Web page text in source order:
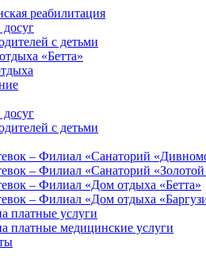
реабилитация
с детьми
«Бетта»
с детьми
– Филиал «Санаторий
– Филиал «Санаторий «Золотой
– Филиал «Дом отдыха «Бетта»
– Филиал «Дом отдыха
платные услуги
платные медицинские услуги